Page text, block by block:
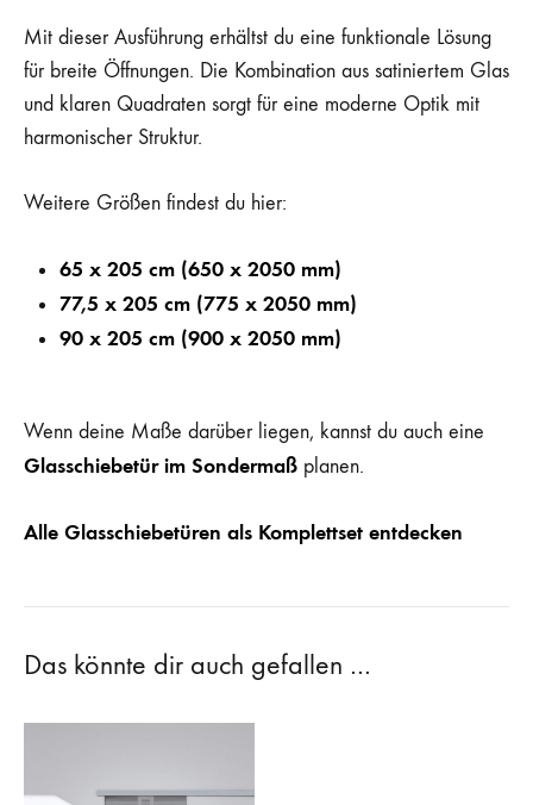
Mit dieser Ausführung erhältst du eine funktionale Lösung
für breite Öffnungen. Die Kombination aus satiniertem Glas
und klaren Quadraten sorgt für eine moderne Optik mit
harmonischer Struktur.
Weitere Größen findest du hier:
65 x 205 cm (650 x 2050 mm)
77,5 x 205 cm (775 x 2050 mm)
90 x 205 cm (900 x 2050 mm)
Wenn deine Maße darüber liegen, kannst du auch eine
Glasschiebetür im Sondermaß planen.
Alle Glasschiebetüren als Komplettset entdecken
Das könnte dir auch gefallen …